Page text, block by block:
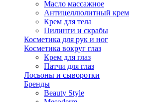
Масло массажное
Антицеллюлитный крем
Крем для тела
Пилинги и скрабы
Косметика для рук и ног
Косметика вокруг глаз
Крем для глаз
Патчи для глаз
Лосьоны и сыворотки
Бренды
Beauty Style